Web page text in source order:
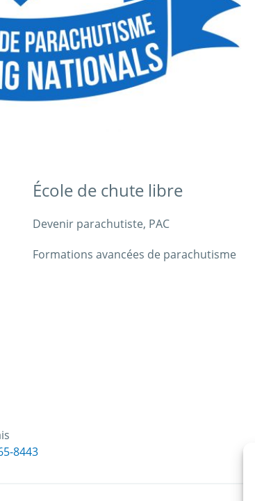
École de chute libre
Devenir parachutiste, PAC
Formations avancées de parachutisme
8443